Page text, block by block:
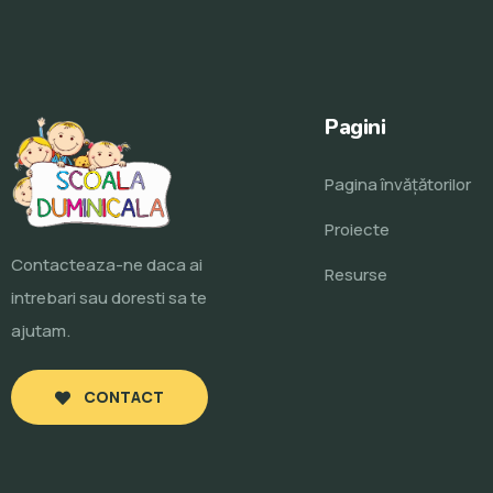
Contacteaza-ne daca ai
intrebari sau doresti sa te
ajutam.
CONTACT
Pagini
Pagina învăţătorilor
Proiecte
Resurse